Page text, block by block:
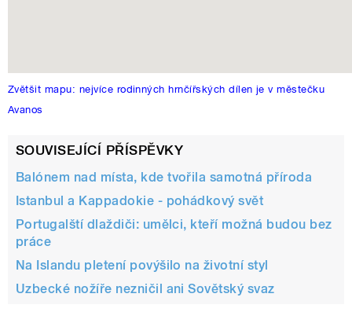
Zvětšit mapu: nejvíce rodinných hrnčířských dílen je v městečku
Avanos
SOUVISEJÍCÍ PŘÍSPĚVKY
Balónem nad místa, kde tvořila samotná příroda
Istanbul a Kappadokie - pohádkový svět
Portugalští dlaždiči: umělci, kteří možná budou bez
práce
Na Islandu pletení povýšilo na životní styl
Uzbecké nožíře nezničil ani Sovětský svaz